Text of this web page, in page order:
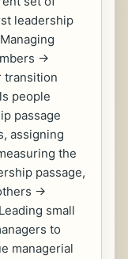
leadership
->
transition
people
passage
assigning
the
passage,
->
small
to
managerial